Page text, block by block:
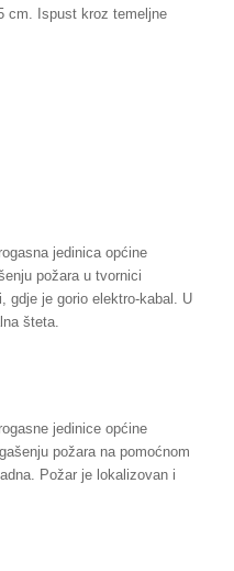
cm. Ispust kroz temeljne
jedinica općine
požara u tvornici
gdje je gorio elektro-kabal. U
šteta.
jedinice općine
požara na pomoćnom
Požar je lokalizovan i